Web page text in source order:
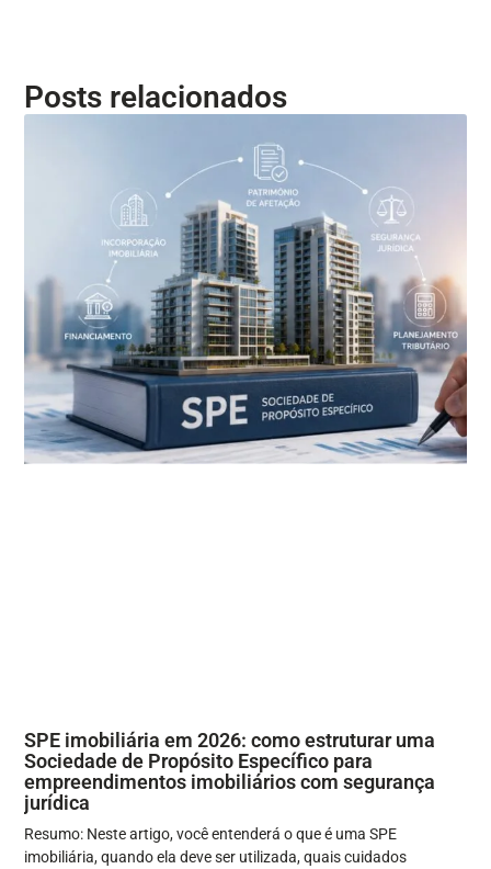
Posts relacionados
SPE imobiliária em 2026: como estruturar uma
Sociedade de Propósito Específico para
empreendimentos imobiliários com segurança
jurídica
Resumo: Neste artigo, você entenderá o que é uma SPE
imobiliária, quando ela deve ser utilizada, quais cuidados